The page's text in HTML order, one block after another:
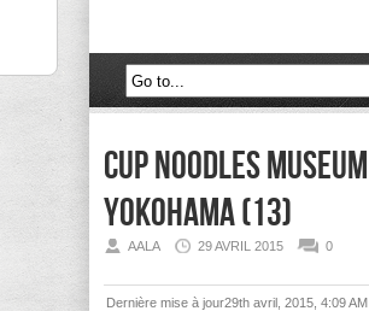
Cup Noodles Museum
Yokohama (13)
AALA 29 AVRIL 2015 0
Dernière mise à jour29th avril, 2015, 4:09 AM